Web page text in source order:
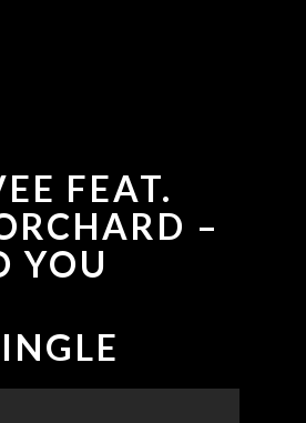
FEAT.
–
YOU